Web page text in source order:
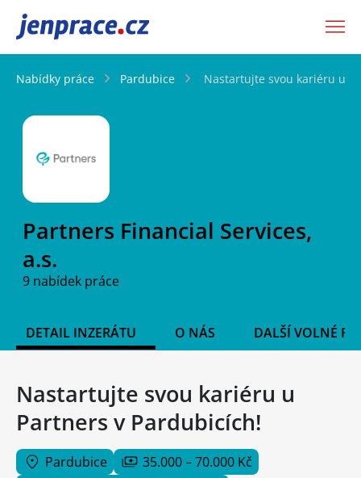
JenPráce.cz
Nabídky práce Pardubice Nastartujte svou kariéru u
Partners Financial Services,
a.s.
9 nabídek práce
DETAIL INZERÁTU O NÁS DALŠÍ VOLNÉ
Nastartujte svou kariéru u
Partners v Pardubicích!
Pardubice
35.000 – 70.000 Kč